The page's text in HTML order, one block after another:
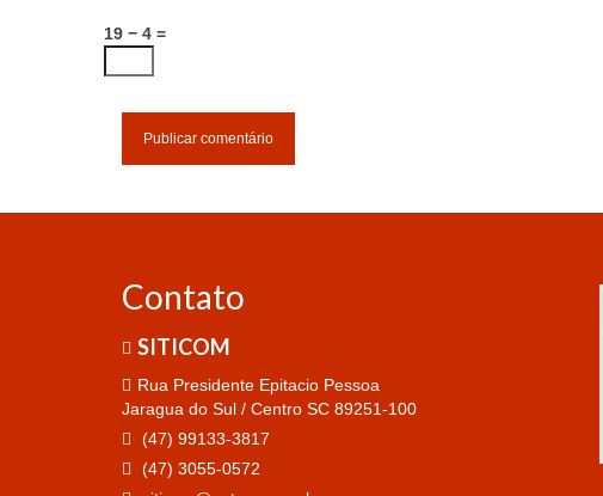
19 − 4 =
Contato
SITICOM
Rua Presidente Epitacio Pessoa
Jaragua do Sul / Centro SC 89251-100
(47) 99133-3817
(47) 3055-0572